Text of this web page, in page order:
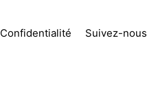
Confidentialité Suivez-nous